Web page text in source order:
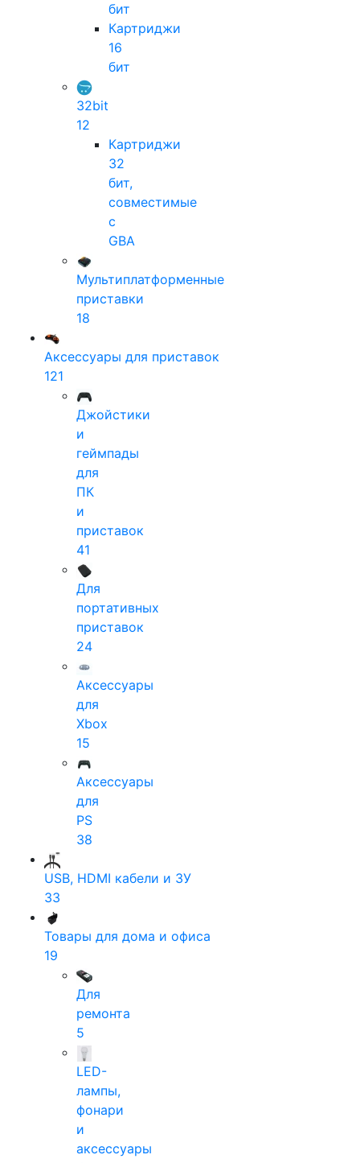
бит
Картриджи
16
бит
32bit
12
Картриджи
32
бит,
совместимые
с
GBA
Мультиплатформенные
приставки
18
Аксессуары для приставок
121
Джойстики
и
геймпады
для
ПК
и
приставок
41
Для
портативных
приставок
24
Аксессуары
для
Xbox
15
Аксессуары
для
PS
38
USB, HDMI кабели и ЗУ
33
Товары для дома и офиса
19
Для
ремонта
5
LED-
лампы,
фонари
и
аксессуары